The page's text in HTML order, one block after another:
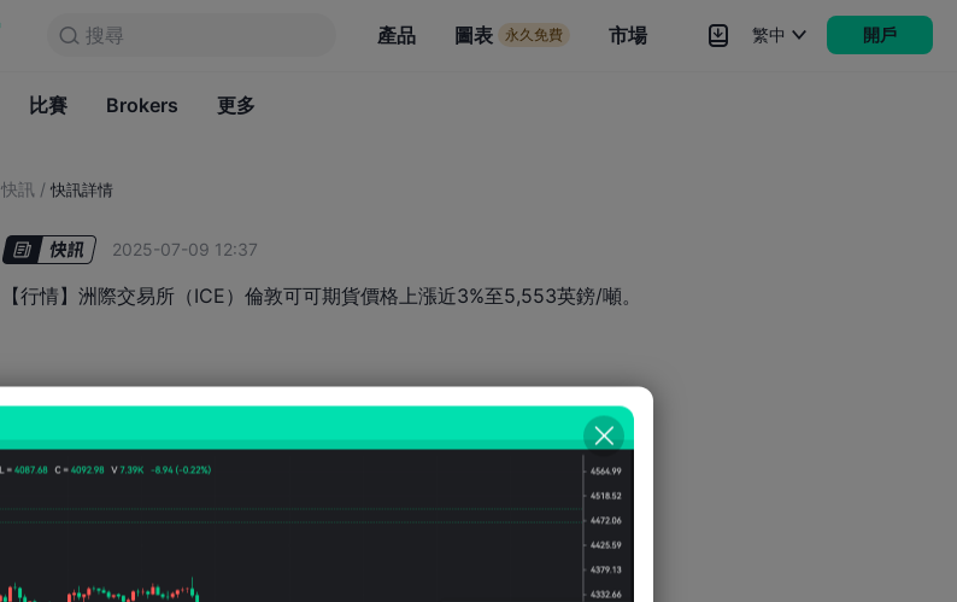
搜尋 產品 圖表 永久免費 市場
資訊 訊號
繁中 開戶
比賽 Brokers 更多
快訊 / 快訊詳情
2025-07-09 12:37
【行情】洲際交易所（ICE）倫敦可可期貨價格上漲近3%至5,553英鎊/噸。